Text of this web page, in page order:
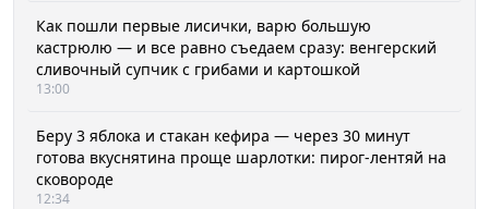
Как пошли первые лисички, варю большую
кастрюлю — и все равно съедаем сразу: венгерский
сливочный супчик с грибами и картошкой
13:00
Беру 3 яблока и стакан кефира — через 30 минут
готова вкуснятина проще шарлотки: пирог-лентяй на
сковороде
12:34